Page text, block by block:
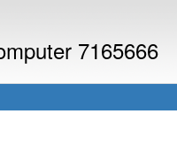
7165666